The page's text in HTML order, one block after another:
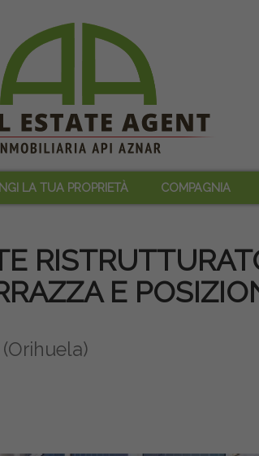
LA TUA PROPRIETÀ COMPAGNIA
E